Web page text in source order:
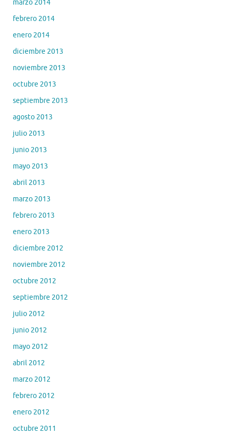
marzo 2014
febrero 2014
enero 2014
diciembre 2013
noviembre 2013
octubre 2013
septiembre 2013
agosto 2013
julio 2013
junio 2013
mayo 2013
abril 2013
marzo 2013
febrero 2013
enero 2013
diciembre 2012
noviembre 2012
octubre 2012
septiembre 2012
julio 2012
junio 2012
mayo 2012
abril 2012
marzo 2012
febrero 2012
enero 2012
octubre 2011